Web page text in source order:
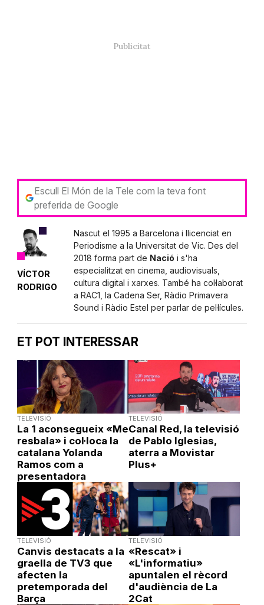
Escull El Món de la Tele com la teva font
preferida de Google
VÍCTOR
RODRIGO
Nascut el 1995 a Barcelona i llicenciat en
Periodisme a la Universitat de Vic. Des del
2018 forma part de Nació i s'ha
especialitzat en cinema, audiovisuals,
cultura digital i xarxes. També ha col·laborat
a RAC1, la Cadena Ser, Ràdio Primavera
Sound i Ràdio Estel per parlar de pel·lícules.
ET POT INTERESSAR
TELEVISIÓ
La 1 aconsegueix «Me
resbala» i col·loca la
catalana Yolanda
Ramos com a
presentadora
TELEVISIÓ
Canal Red, la televisió
de Pablo Iglesias,
aterra a Movistar
Plus+
TELEVISIÓ
Canvis destacats a la
graella de TV3 que
afecten la
pretemporada del
Barça
TELEVISIÓ
«Rescat» i
«L'informatiu»
apuntalen el rècord
d'audiència de La
2Cat